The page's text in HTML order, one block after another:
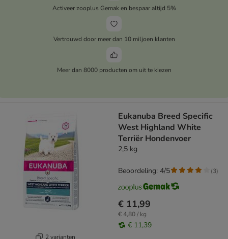
Activeer zooplus Gemak en bespaar altijd 5%
Vertrouwd door meer dan 10 miljoen klanten
Meer dan 8000 producten om uit te kiezen
2 varianten
Eukanuba Breed Specific
West Highland White
Terriër Hondenvoer
2,5 kg
€ 11,99
€ 4,80 / kg
€ 11,39
Beoordeling: 4/5 (3)